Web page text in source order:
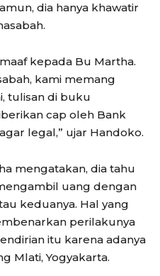
dia hanya khawatir
kepada Bu Martha.
kami memang
tulisan di buku
cap oleh Bank
legal,” ujar Handoko.
mengatakan, dia tahu
uang dengan
keduanya. Hal yang
perilakunya
itu karena adanya
Mlati, Yogyakarta.